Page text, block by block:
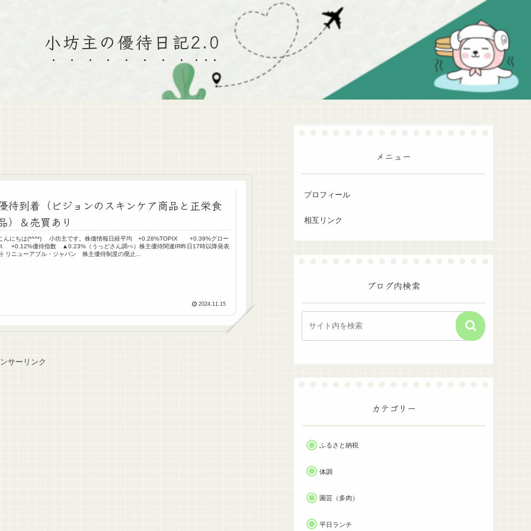
小坊主の優待日記2.0
待到着（ビジョンのスキンケア商品と正栄食
）＆売買あり
んにちは(*^^*) 小坊主です。株価情報日経平均 +0.28%TOPIX +0.39%グロー
+0.12%優待指数 ▲0.23%（うっどさん調べ）株主優待関連IR昨日17時以降発表
リニューアブル・ジャパン 株主優待制度の廃止...
2024.11.15
サーリンク
メニュー
プロフィール
相互リンク
ブログ内検索
カテゴリー
ふるさと納税
体調
園芸（多肉）
平日ランチ